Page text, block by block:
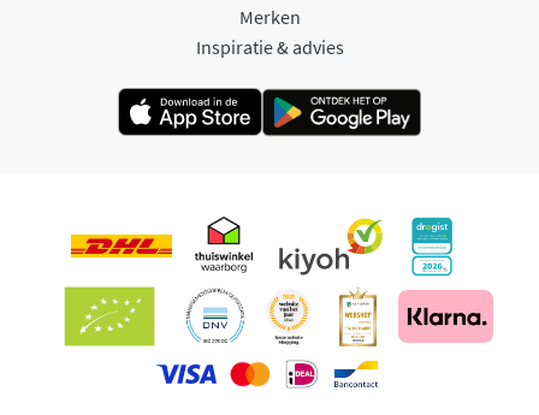
Merken
Inspiratie & advies